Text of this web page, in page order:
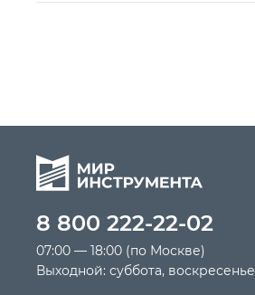
8 800 222-22-02
07:00 — 18:00 (по Москве)
Выходной: суббота, воскресенье